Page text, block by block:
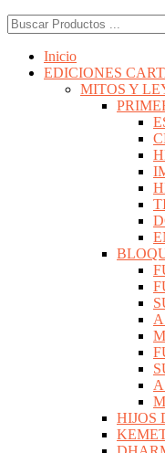
Buscar:
Inicio
EDICIONES
MITOS Y
HIJOS